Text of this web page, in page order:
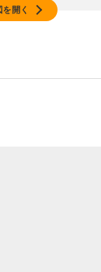
を開く